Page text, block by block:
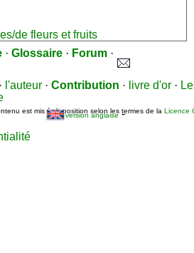
de fleurs et fruits
· Glossaire · Forum ·
· l'auteur · Contribution · livre d'or ·
est mis à disposition selon les termes de la Licence
version anglaise-